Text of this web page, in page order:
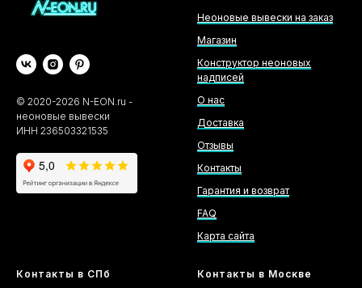
© 2020-2026 N-EON.ru -
неоновые вывески
ИНН 236503321535
Неоновые вывески на заказ
Магазин
Конструктор неоновых
надписей
О нас
Доставка
Отзывы
Контакты
Гарантия и возврат
FAQ
Карта сайта
Контакты в СПб Контакты в Москве